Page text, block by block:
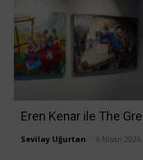
Eren Kenar ile The
Sevilay Uğurtan 6 Nisan 2026